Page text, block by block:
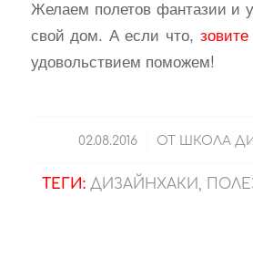
Желаем полетов фантазии и
свой дом. А если что, зовите
удовольствием поможем!
02.08.2016
/ ОТ ШКОЛА
ТЕГИ: ДИЗАЙНХАКИ,